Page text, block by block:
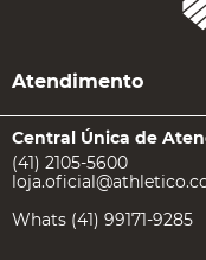
Atendimento
Central Única de
(41) 2105-5600
Whats (41) 99171-9285